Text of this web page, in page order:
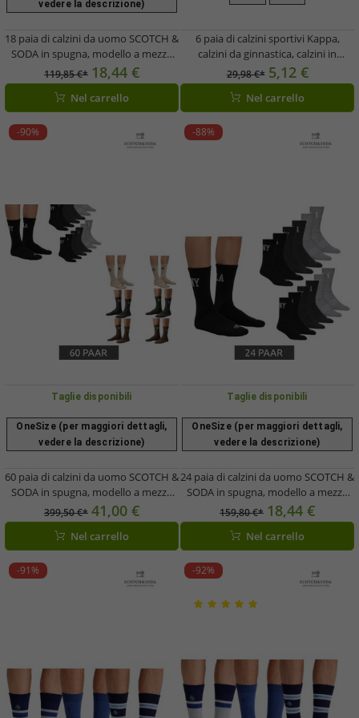
vedere la descrizione)
18 paia di calzini da uomo SCOTCH &
SODA in spugna, modello a mezza
gamba, casual ed eleganti, taglie 41-
46 (UE) - Marrone, Beige, Grigio
scuro
119,85 €* 18,44 €
Nel carrello
6 paia di calzini sportivi Kappa,
calzini da ginnastica, calzini in
cotone con logo 3112YCW A00
bianchi
29,98 €* 5,12 €
Nel carrello
-90%
Taglie disponibili
OneSize (per maggiori dettagli,
vedere la descrizione)
60 paia di calzini da uomo SCOTCH &
SODA in spugna, modello a mezza
gamba alta - Calzini per tutti i giorni,
calzini eleganti - Taglia 41-46 (UE)
SS43513 Marrone, Beige, Grigio
scuro oppure Nero, Grigio, Grigio
399,50 €* 41,00 €
Nel carrello
-88%
Taglie disponibili
OneSize (per maggiori dettagli,
vedere la descrizione)
24 paia di calzini da uomo SCOTCH &
SODA in spugna, modello a mezza
gamba alta, casual o eleganti, taglia
41-46, SS43513-001, neri, grigi e
grigio scuro
159,80 €* 18,44 €
Nel carrello
-91% -92%